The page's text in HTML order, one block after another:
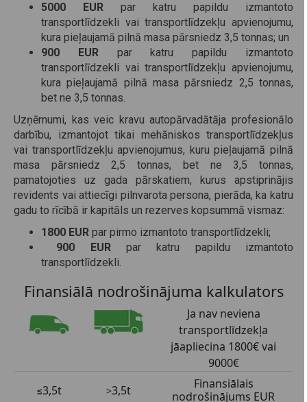
5000 EUR par katru papildu izmantoto
transportlīdzekli vai transportlīdzekļu apvienojumu,
kura pieļaujamā pilnā masa pārsniedz 3,5 tonnas; un
900 EURpar katru papildu izmantoto
transportlīdzekli vai transportlīdzekļu apvienojumu,
kura pieļaujamā pilnā masa pārsniedz 2,5 tonnas,
bet ne 3,5 tonnas.
Uzņēmumi, kas veic kravu autopārvadātāja profesionālo
darbību, izmantojot tikai mehāniskos transportlīdzekļus
vai transportlīdzekļu apvienojumus, kuru pieļaujamā pilnā
masa pārsniedz 2,5 tonnas, bet ne 3,5 tonnas,
pamatojoties uz gada pārskatiem, kurus apstiprinājis
revidents vai attiecīgi pilnvarota persona, pierāda, ka katru
gadu to rīcībā ir kapitāls un rezerves kopsummā vismaz:
1800 EUR par pirmo izmantoto transportlīdzekli;
900 EURpar katru papildu izmantoto
transportlīdzekli.